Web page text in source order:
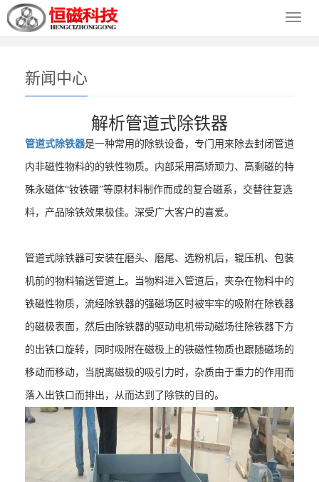
导
导
新闻中心
解析管道式除铁器
管道式除铁器是一种常用的除铁设备，专门用来除去封闭管道
内非磁性物料的的铁性物质。内部采用高矫顽力、高剩磁的特
殊永磁体“钕铁硼”等原材料制作而成的复合磁系，交替往复选
料，产品除铁效果极佳。深受广大客户的喜爱。
管道式除铁器可安装在磨头、磨尾、选粉机后，辊压机、包装
机前的物料输送管道上。当物料进入管道后，夹杂在物料中的
铁磁性物质，流经除铁器的强磁场区时被牢牢的吸附在除铁器
的磁极表面，然后由除铁器的驱动电机带动磁场往除铁器下方
的出铁口旋转，同时吸附在磁极上的铁磁性物质也跟随磁场的
移动而移动，当脱离磁极的吸引力时，杂质由于重力的作用而
落入出铁口而排出，从而达到了除铁的目的。